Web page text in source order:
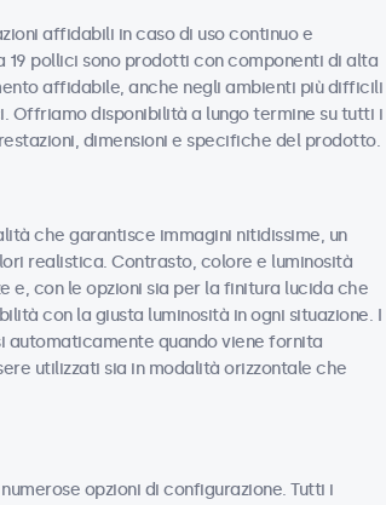
affidabili in caso di uso continuo e
pollici sono prodotti con componenti di alta
affidabile, anche negli ambienti più difficili
Offriamo disponibilità a lungo termine su tutti i
dimensioni e specifiche del prodotto.
che garantisce immagini nitidissime, un
realistica. Contrasto, colore e luminosità
e, con le opzioni sia per la finitura lucida che
con la giusta luminosità in ogni situazione. I
automaticamente quando viene fornita
utilizzati sia in modalità orizzontale che
opzioni di configurazione. Tutti i